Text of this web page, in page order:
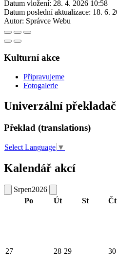
Datum vložení: 28. 4. 2026 10:58
Datum poslední aktualizace: 18. 6.
Autor: Správce Webu
Kulturní akce
Připravujeme
Fotogalerie
Univerzální překladač
Překlad (translations)
Select Language ▼
Kalendář akcí
Srpen2026
Po
Út St Čt
27 28 29 30